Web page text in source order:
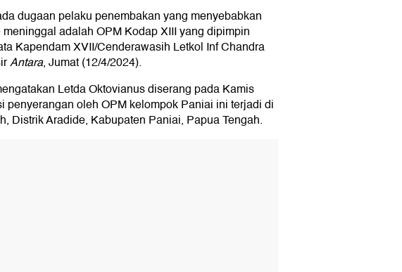
dugaan pelaku penembakan yang menyebabkan
adalah OPM Kodap XIII yang dipimpin
Kapendam XVII/Cenderawasih Letkol Inf Chandra
Antara, Jumat (12/4/2024).
Letda Oktovianus diserang pada Kamis
penyerangan oleh OPM kelompok Paniai ini terjadi di
Distrik Aradide, Kabupaten Paniai, Papua Tengah.